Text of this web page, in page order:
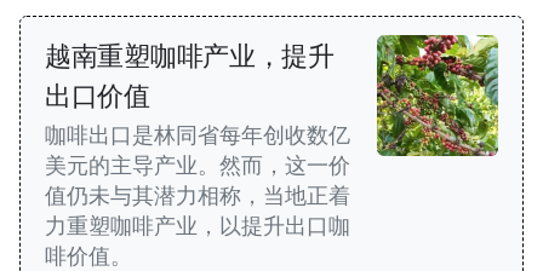
越南重塑咖啡产业，提升
出口价值
咖啡出口是林同省每年创收数亿
美元的主导产业。然而，这一价
值仍未与其潜力相称，当地正着
力重塑咖啡产业，以提升出口咖
啡价值。